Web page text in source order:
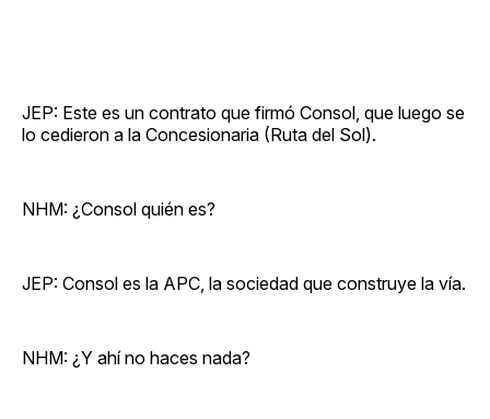
JEP: Este es un contrato que firmó Consol, que luego se
lo cedieron a la Concesionaria (Ruta del Sol).
NHM: ¿Consol quién es?
JEP: Consol es la APC, la sociedad que construye la vía.
NHM: ¿Y ahí no haces nada?